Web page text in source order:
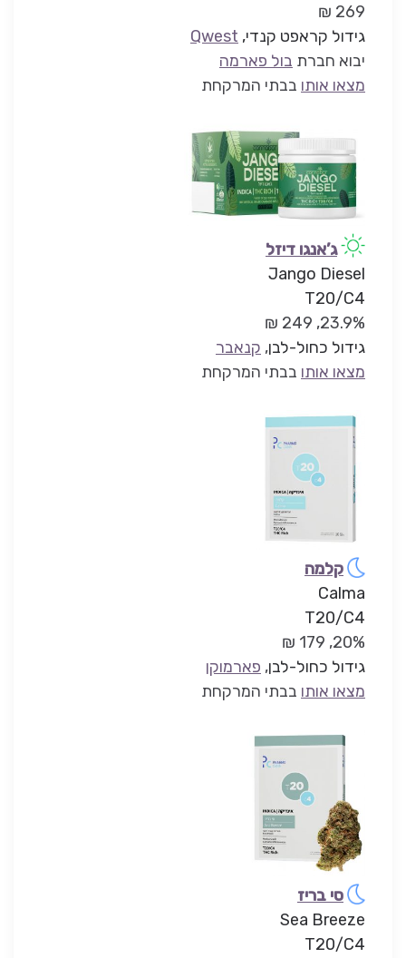
269 ₪
גידול קראפט קנדי, Qwest
יבוא חברת בול פארמה
מצאו אותו בבתי המרקחת
ג’אנגו דיזל
Jango Diesel
T20/C4
23.9%, 249 ₪
גידול כחול-לבן, קנאבר
מצאו אותו בבתי המרקחת
קלמה
Calma
T20/C4
20%, 179 ₪
גידול כחול-לבן, פארמוקן
מצאו אותו בבתי המרקחת
סי בריז
Sea Breeze
T20/C4